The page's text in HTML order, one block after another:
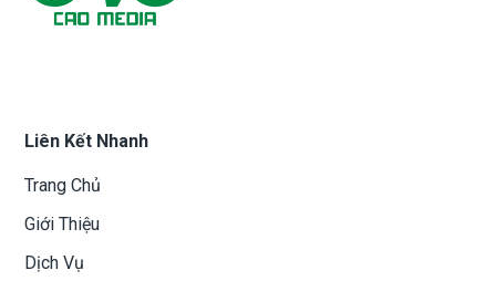
Liên Kết Nhanh
Trang Chủ
Giới Thiệu
Dịch Vụ